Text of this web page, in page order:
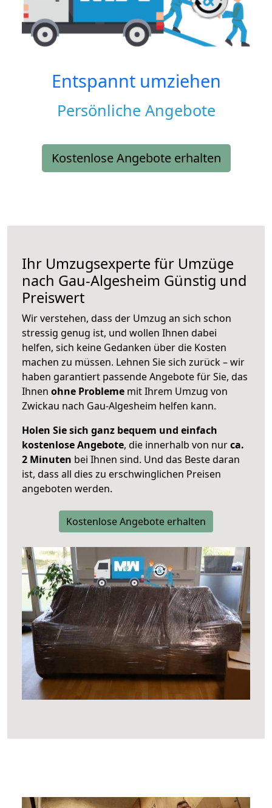
Entspannt umziehen
Persönliche Angebote
Kostenlose Angebote erhalten
Ihr Umzugsexperte für Umzüge
nach Gau-Algesheim Günstig und
Preiswert
Wir verstehen, dass der Umzug an sich schon
stressig genug ist, und wollen Ihnen dabei
helfen, sich keine Gedanken über die Kosten
machen zu müssen. Lehnen Sie sich zurück – wir
haben garantiert passende Angebote für Sie, das
Ihnen ohne Probleme mit Ihrem Umzug von
Zwickau nach Gau-Algesheim helfen kann.
Holen Sie sich ganz bequem und einfach
kostenlose Angebote, die innerhalb von nurca.
2 Minuten bei Ihnen sind. Und das Beste daran
ist, dass all dies zu erschwinglichen Preisen
angeboten werden.
Kostenlose Angebote erhalten